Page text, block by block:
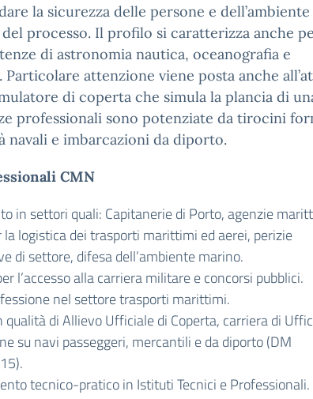
la sicurezza delle persone e dell’ambiente
del processo. Il profilo si caratterizza anche
di astronomia nautica, oceanografia e
attenzione viene posta anche
di coperta che simula la plancia di
professionali sono potenziate da tirocini
navali e imbarcazioni da diporto.
CMN
in settori quali: Capitanerie di Porto, agenzie
la logistica dei trasporti marittimi ed aerei, perizie
di settore, difesa dell’ambiente marino.
l’accesso alla carriera militare e concorsi pubblici.
nel settore trasporti marittimi.
qualità di Allievo Ufficiale di Coperta, carriera di
su navi passeggeri, mercantili e da diporto (DM
tecnico-pratico in Istituti Tecnici e Professionali.